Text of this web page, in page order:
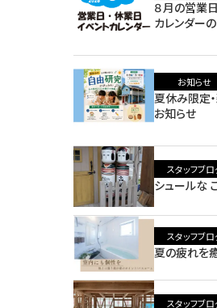
８月の営業
カレンダー
お知らせ
夏休み限定
お知らせ
スタッフブロ
シュールな
スタッフブロ
夏の疲れを
スタッフブロ